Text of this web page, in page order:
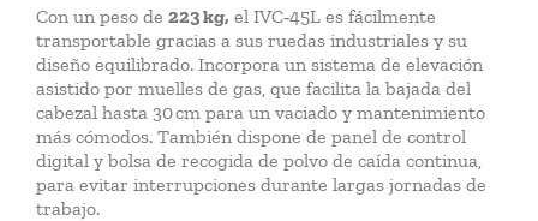
Con un peso de 223 kg, el IVC‑45L es fácilmente
transportable gracias a sus ruedas industriales y su
diseño equilibrado. Incorpora un sistema de elevación
asistido por muelles de gas, que facilita la bajada del
cabezal hasta 30 cm para un vaciado y mantenimiento
más cómodos. También dispone de panel de control
digital y bolsa de recogida de polvo de caída continua,
para evitar interrupciones durante largas jornadas de
trabajo.